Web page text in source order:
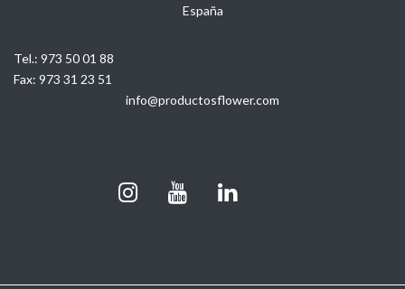
España
Tel.: 973 50 01 88
Fax: 973 31 23 51
info@productosflower.com